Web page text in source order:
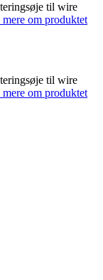
til wire
om produktet
til wire
om produktet